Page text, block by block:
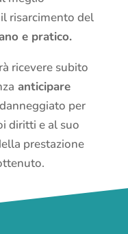
risarcimento del
e pratico.
ricevere subito
anticipare
per
diritti e al suo
prestazione